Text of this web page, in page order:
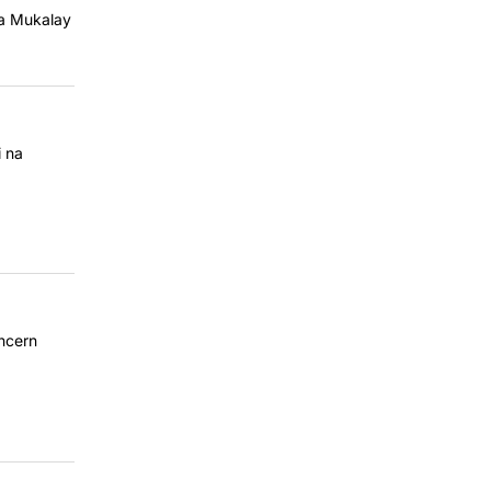
Mukalay
na